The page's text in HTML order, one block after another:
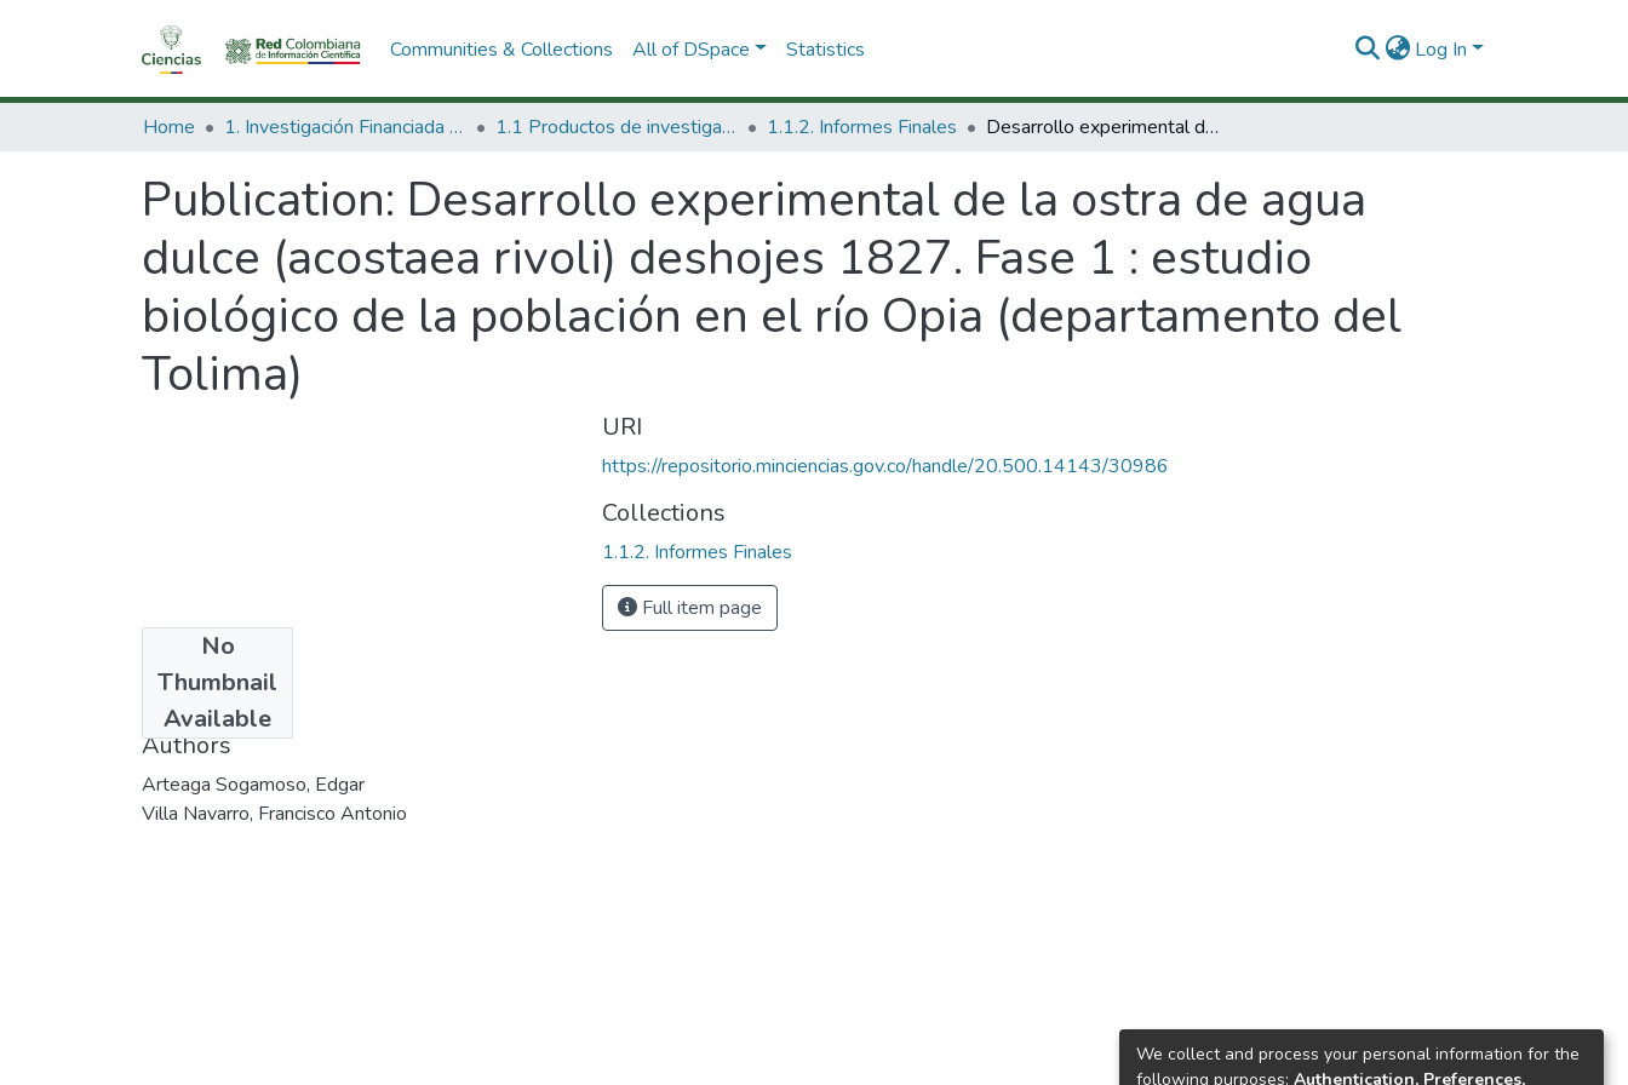
Communities & Collections All of DSpace Statistics Log In
Home 1. Investigación Financiada con Recursos Públicos 1.1 Productos de investigación 1.1.2. Informes Finales Desarrollo experimental de la ostra de agua dulce (acostaea rivoli) deshojes 1827. Fase 1 : estudio biológico de la población en el río Opia (departamento del Tolima)
Publication: Desarrollo experimental de la ostra de agua
dulce (acostaea rivoli) deshojes 1827. Fase 1 : estudio
biológico de la población en el río Opia (departamento del
Tolima)
No
Thumbnail
Available
1993
Authors
Arteaga Sogamoso, Edgar
Villa Navarro, Francisco Antonio
URI
https://repositorio.minciencias.gov.co/handle/20.500.14143/30986
Collections
1.1.2. Informes Finales
Full item page
We collect and process your personal information for the
following purposes: Authentication, Preferences,